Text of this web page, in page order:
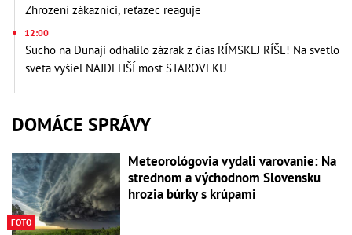
Zhrození zákazníci, reťazec reaguje
12:00
Sucho na Dunaji odhalilo zázrak z čias RÍMSKEJ RÍŠE! Na svetlo
sveta vyšiel NAJDLHŠÍ most STAROVEKU
DOMÁCE SPRÁVY
FOTO
Meteorológovia vydali varovanie: Na
strednom a východnom Slovensku
hrozia búrky s krúpami